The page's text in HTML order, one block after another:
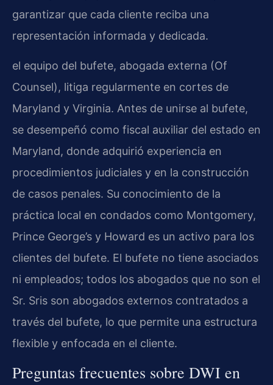
garantizar que cada cliente reciba una
representación informada y dedicada.
el equipo del bufete, abogada externa (Of
Counsel), litiga regularmente en cortes de
Maryland y Virginia. Antes de unirse al bufete,
se desempeñó como fiscal auxiliar del estado en
Maryland, donde adquirió experiencia en
procedimientos judiciales y en la construcción
de casos penales. Su conocimiento de la
práctica local en condados como Montgomery,
Prince George’s y Howard es un activo para los
clientes del bufete. El bufete no tiene asociados
ni empleados; todos los abogados que no son el
Sr. Sris son abogados externos contratados a
través del bufete, lo que permite una estructura
flexible y enfocada en el cliente.
Preguntas frecuentes sobre DWI en